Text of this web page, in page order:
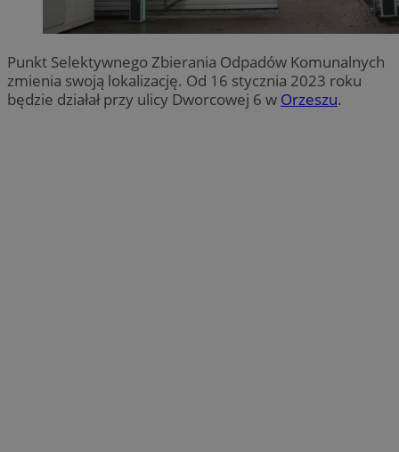
Punkt Selektywnego Zbierania Odpadów Komunalnych
zmienia swoją lokalizację. Od 16 stycznia 2023 roku
będzie działał przy ulicy Dworcowej 6 w Orzeszu.